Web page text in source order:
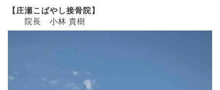
【庄瀬こばやし接骨院】
院長 小林 貴樹